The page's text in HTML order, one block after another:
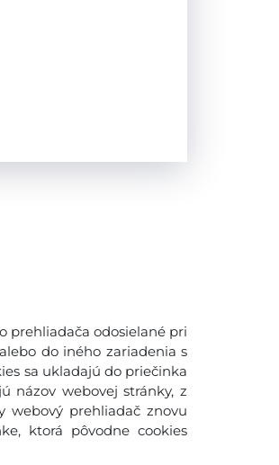
prehliadača odosielané pri
do iného zariadenia s
sa ukladajú do priečinka
názov webovej stránky, z
webový prehliadač znovu
ktorá pôvodne cookies